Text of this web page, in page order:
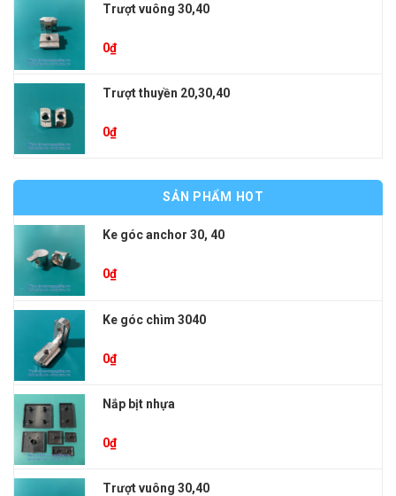
Trượt vuông 30,40
0₫
Trượt thuyền 20,30,40
0₫
SẢN PHẨM HOT
Ke góc anchor 30, 40
0₫
Ke góc chìm 3040
0₫
Nắp bịt nhựa
0₫
Trượt vuông 30,40